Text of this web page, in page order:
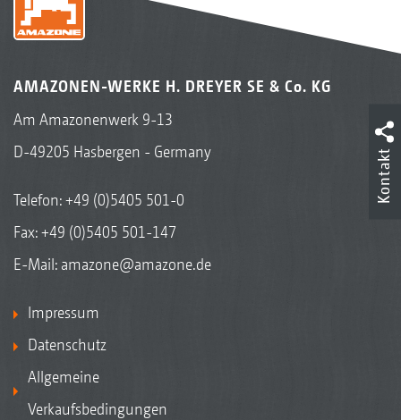
AMAZONEN-WERKE H. DREYER SE & Co. KG
Am Amazonenwerk 9-13
D-49205 Hasbergen - Germany
Telefon:+49 (0)5405 501-0
Fax: +49 (0)5405 501-147
E-Mail: amazone@amazone.de
Impressum
Datenschutz
Allgemeine
Verkaufsbedingungen
Kontakt